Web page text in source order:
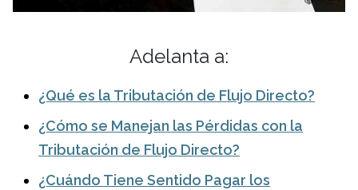
Adelanta a:
¿Qué es la Tributación de Flujo Directo?
¿Cómo se Manejan las Pérdidas con la
Tributación de Flujo Directo?
¿Cuándo Tiene Sentido Pagar los